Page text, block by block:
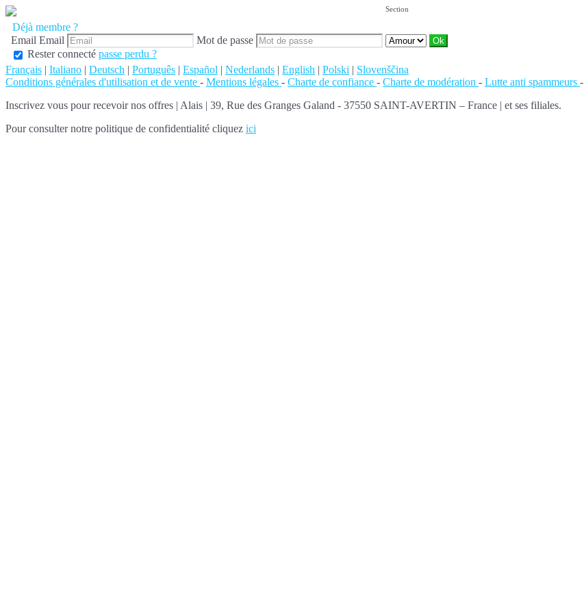
Déjà membre ?
Email Email Mot de passe
Section
Rester connecté passe perdu ?
Français | Italiano | Deutsch | Português | Español | Nederlands | English | Polski | Slovenščina
Conditions générales d'utilisation et de vente - Mentions légales - Charte de confiance - Charte de modération - Lutte anti spammeurs -
Inscrivez vous pour recevoir nos offres | Alais | 39, Rue des Granges Galand - 37550 SAINT-AVERTIN – France | et ses filiales.
Pour consulter notre politique de confidentialité cliquez ici